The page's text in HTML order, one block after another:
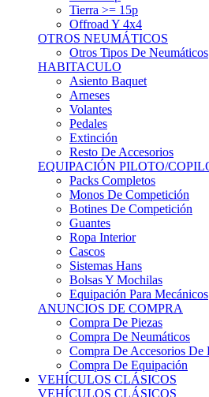
Offroad Y 4x4
OTROS NEUMÁTICOS
Otros Tipos De Neumáticos
HABITACULO
Asiento Baquet
Arneses
Volantes
Pedales
Extinción
Resto De Accesorios
EQUIPACIÓN PILOTO/
Packs Completos
Monos De Competición
Botines De Competición
Guantes
Ropa Interior
Cascos
Sistemas Hans
Bolsas Y Mochilas
Equipación Para Mecánicos
ANUNCIOS DE COMPRA
Compra De Piezas
Compra De Neumáticos
Compra De Accesorios De
Compra De Equipación
VEHÍCULOS CLÁSICOS
VEHÍCULOS CLÁSICOS
Clásicos De Calle